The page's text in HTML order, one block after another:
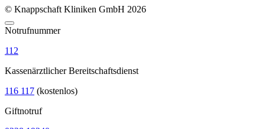
© Knappschaft Kliniken GmbH 2026
Notrufnummer
112
Kassenärztlicher Bereitschaftsdienst
116 117 (kostenlos)
Giftnotruf